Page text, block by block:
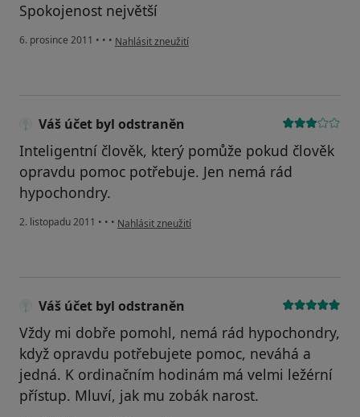
Spokojenost největší
6. prosince 2011 • • • podle názoru uživatele Pacient
Nahlásit zneužití
Váš účet byl odstraněn
Inteligentní člověk, který pomůže pokud člověk
opravdu pomoc potřebuje. Jen nemá rád
hypochondry.
2. listopadu 2011 • • • podle názoru uživatele Váš účet byl odstraněn
Nahlásit zneužití
Váš účet byl odstraněn
Vždy mi dobře pomohl, nemá rád hypochondry,
když opravdu potřebujete pomoc, neváhá a
jedná. K ordinačním hodinám má velmi ležérní
přístup. Mluví, jak mu zobák narost.